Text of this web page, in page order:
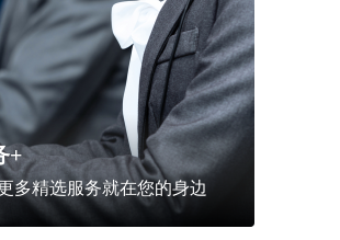
+
多精选服务就在您的身边